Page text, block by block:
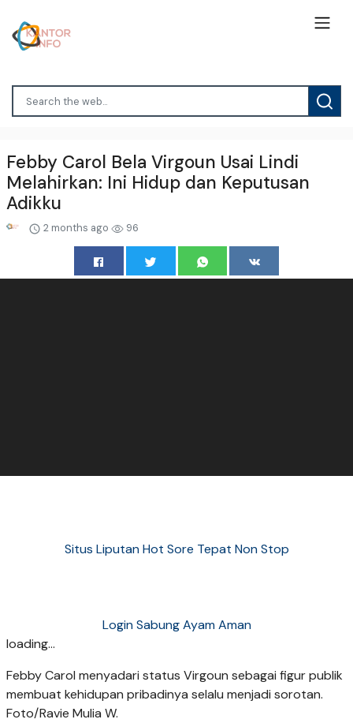
Febby Carol Bela Virgoun Usai Lindi
Melahirkan: Ini Hidup dan Keputusan
Adikku
2 months ago 96
Situs Liputan Hot Sore Tepat Non Stop
Login Sabung Ayam Aman
loading...
Febby Carol menyadari status Virgoun sebagai figur publik
membuat kehidupan pribadinya selalu menjadi sorotan.
Foto/Ravie Mulia W.